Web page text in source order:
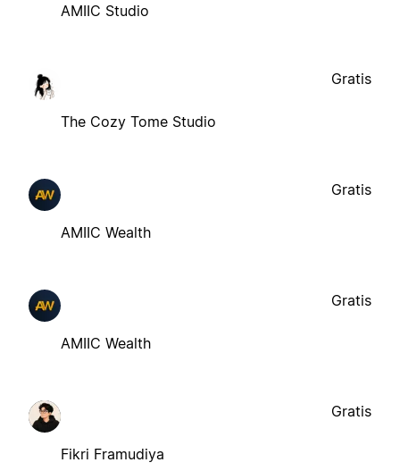
AMIIC Studio
The Cozy Tome Studio
Gratis
AMIIC Wealth
Gratis
AMIIC Wealth
Gratis
Fikri Framudiya
Gratis